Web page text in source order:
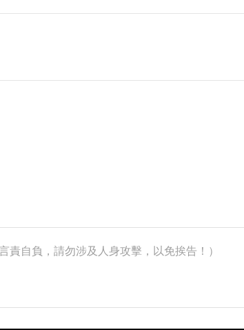
責自負，請勿涉及人身攻擊，以免挨告！）